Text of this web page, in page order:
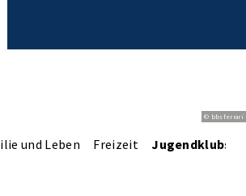
© bbsferrari
und Leben Freizeit Jugendklubs